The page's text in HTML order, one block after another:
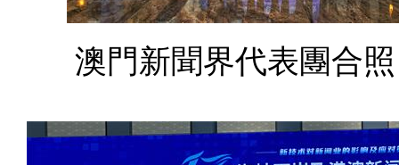
澳門新聞界代表團合照